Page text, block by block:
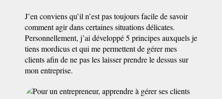
J’en conviens qu’il n’est pas toujours facile de savoir
comment agir dans certaines situations délicates.
Personnellement, j’ai développé 5 principes auxquels je
tiens mordicus et qui me permettent de gérer mes
clients afin de ne pas les laisser prendre le dessus sur
mon entreprise.